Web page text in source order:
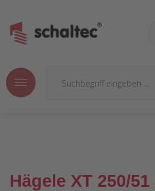
Hägele XT 250/